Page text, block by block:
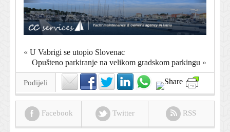
« U Vabrigi se utopio Slovenac
Opušteno parkiranje na velikom gradskom parkingu »
Podijeli
Facebook Twitter RSS